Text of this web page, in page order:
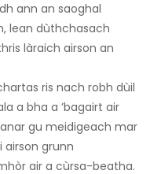
ann an saoghal
lean dùthchasach
làraich airson an
ris nach robh dùil
a bha a ’bagairt air
gu meidigeach mar
airson grunn
air a cùrsa-beatha.